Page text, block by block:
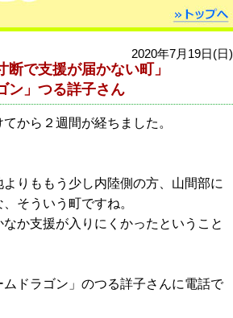
2020年7月19日(日)
で支援が届かない町」
ン」つる詳子さん
から２週間が経ちました。
りももう少し内陸側の方、山間部に
そういう町ですね。
か支援が入りにくかったということ
ドラゴン」のつる詳子さんに電話で